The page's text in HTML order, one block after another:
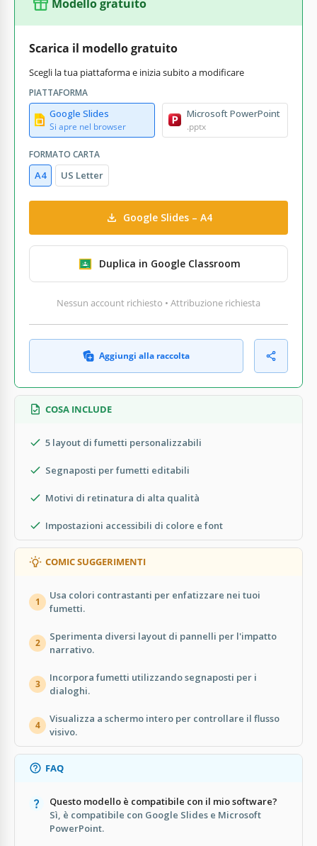
Modello gratuito
Scarica il modello gratuito
Scegli la tua piattaforma e inizia subito a modificare
PIATTAFORMA
Google Slides
Si apre nel browser
Microsoft PowerPoint
.pptx
FORMATO CARTA
A4 US Letter
Google Slides – A4
Duplica in Google Classroom
Nessun account richiesto • Attribuzione richiesta
Aggiungi alla raccolta
COSA INCLUDE
5 layout di fumetti personalizzabili
Segnaposti per fumetti editabili
Motivi di retinatura di alta qualità
Impostazioni accessibili di colore e font
COMIC SUGGERIMENTI
1
Usa colori contrastanti per enfatizzare nei tuoi
fumetti.
2
Sperimenta diversi layout di pannelli per l'impatto
narrativo.
3
Incorpora fumetti utilizzando segnaposti per i
dialoghi.
4
Visualizza a schermo intero per controllare il flusso
visivo.
FAQ
Questo modello è compatibile con il mio software?
Sì, è compatibile con Google Slides e Microsoft
PowerPoint.